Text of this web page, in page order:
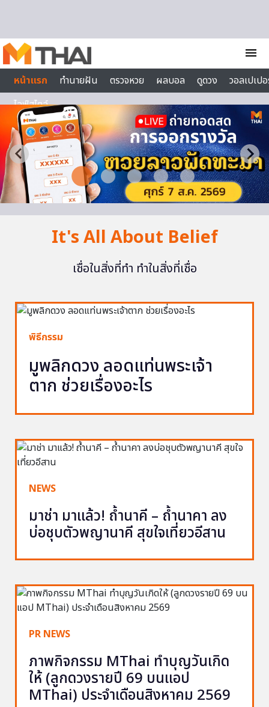
menu
หน้าแรก
ทำนายฝัน ตรวจหวย ผลบอล ดูดวง
วอลเปเป
ไลฟ์สไตล์
It's All About Belief
เชื่อในสิ่งที่ทำ ทำในสิ่งที่เชื่อ
พิธีกรรม
มูพลิกดวง ลอดแท่นพระเจ้า
ตาก ช่วยเรื่องอะไร
NEWS
มาช่า มาแล้ว! ถ้ำนาคี – ถ้ำนาคา ลง
บ่อชุบตัวพญานาคี สุขใจเที่ยวอีสาน
PR NEWS
ภาพกิจกรรม MThai ทำบุญวันเกิด
ให้ (ลูกดวงรายปี 69 บนแอป
MThai) ประจำเดือนสิงหาคม 2569